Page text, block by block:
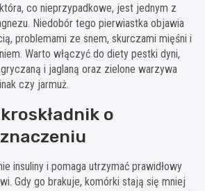
co nieprzypadkowe, jest jednym z
Niedobór tego pierwiastka objawia
problemami ze snem, skurczami mięśni i
Warto włączyć do diety pestki dyni,
gryczaną i jaglaną oraz zielone warzywa
czy jarmuż.
o
insuliny i pomaga utrzymać prawidłowy
Gdy go brakuje, komórki stają się mniej